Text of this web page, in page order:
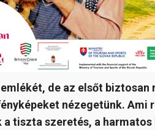
de az elsőt
nézegetünk. Ami
a tiszta szeretés, a